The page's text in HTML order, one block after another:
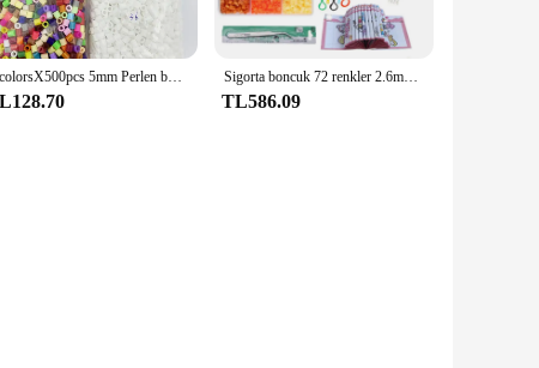
4 colorsX500pcs 5mm Perlen boncuk inci Perler demir boncuk çocuklar için Hama boncuk Diy yaratıcılık bulmacalar yüksek kaliteli el yapımı hediye T Sigorta boncuk 72 renkler 2.6mm yetişkinler Hama boncuk komple kiti bulmaca oyuncaklar 24/48 renkler 5mm ütü boncuk Perler boncuk çocuklar için
TL586.09